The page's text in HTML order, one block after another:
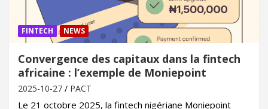
FINTECH NEWS
Convergence des capitaux dans la fintech
africaine : l’exemple de Moniepoint
2025-10-27 PACT
Le 21 octobre 2025, la fintech nigériane Moniepoint